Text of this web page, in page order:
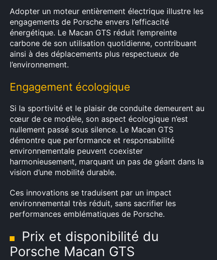
Adopter un moteur entièrement électrique illustre les
engagements de Porsche envers l’efficacité
énergétique. Le Macan GTS réduit l’empreinte
carbone de son utilisation quotidienne, contribuant
ainsi à des déplacements plus respectueux de
l’environnement.
Engagement écologique
Si la sportivité et le plaisir de conduite demeurent au
cœur de ce modèle, son aspect écologique n’est
nullement passé sous silence. Le Macan GTS
démontre que performance et responsabilité
environnementale peuvent coexister
harmonieusement, marquant un pas de géant dans la
vision d’une mobilité durable.
Ces innovations se traduisent par un impact
environnemental très réduit, sans sacrifier les
performances emblématiques de Porsche.
Prix et disponibilité du
Porsche Macan GTS
Rechercher
: